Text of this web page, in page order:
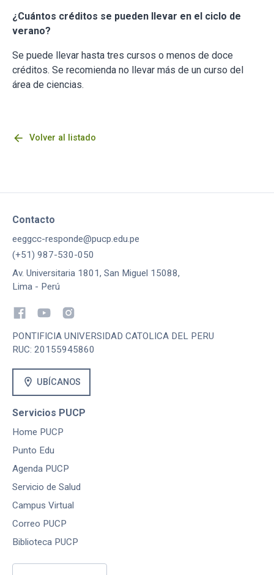
¿Cuántos créditos se pueden llevar en el ciclo de
verano?
Se puede llevar hasta tres cursos o menos de doce
créditos. Se recomienda no llevar más de un curso del
área de ciencias.
arrow_back Volver al listado
Contacto
eeggcc-responde@pucp.edu.pe
(+51) 987-530-050
Av. Universitaria 1801, San Miguel 15088,
Lima - Perú
PONTIFICIA UNIVERSIDAD CATOLICA DEL PERU
RUC: 20155945860
location_on UBÍCANOS
Servicios PUCP
Home PUCP
Punto Edu
Agenda PUCP
Servicio de Salud
Campus Virtual
Correo PUCP
Biblioteca PUCP